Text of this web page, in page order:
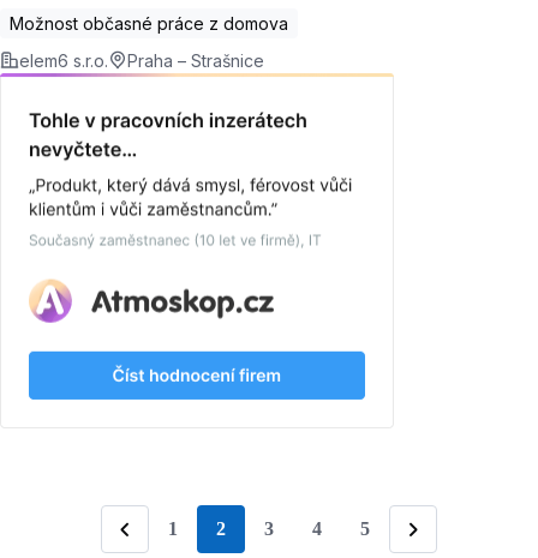
Možnost občasné práce z domova
elem6 s.r.o.
Praha – Strašnice
Předchozí
1 stránka
2 3 4 5
Následující